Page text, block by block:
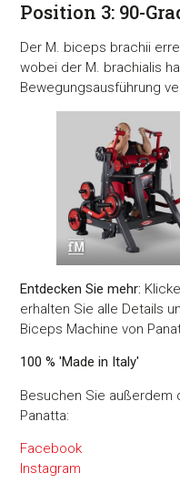
Position 3: 90-
Der M. biceps brachii
wobei der M. brachialis
Bewegungsausführung
Entdecken Sie mehr:
erhalten Sie alle Details
Biceps Machine von
100 % 'Made in Italy'
Besuchen Sie außerdem
Panatta:
Facebook
Instagram